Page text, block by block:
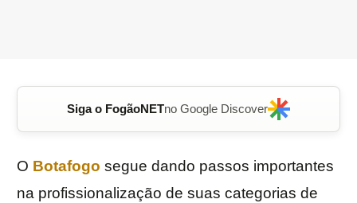
Siga o FogãoNETno Google Discover
O Botafogo segue dando passos importantes
na profissionalização de suas categorias de